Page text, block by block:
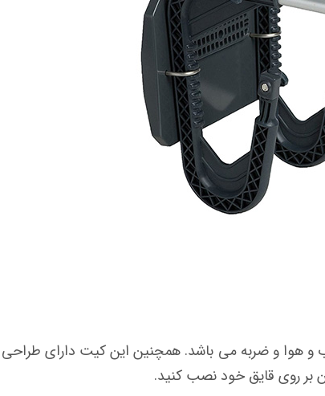
هوا و ضربه می باشد. همچنین این کیت دارای طراحی
بر روی قایق خود نصب کنید.